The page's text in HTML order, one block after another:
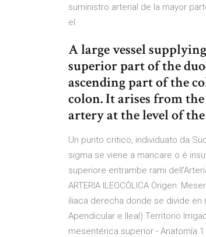
suministro arterial de la mayor
el
A large vessel
superior part of the
ascending part of the
colon. It arises from
artery at the level of
Un punto critico, individuato da
sigma se viene a mancare o è
superiore entrambe rami
ARTERIA ILEOCÓLICA Origen:
iliaca derecha donde se divide en
Apendicular e Ileal) Territorio
mesentérica superior - Anatomía